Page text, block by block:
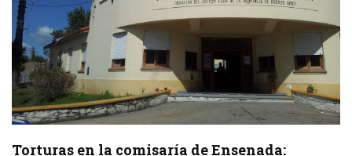
Torturas en la comisaría de Ensenada: